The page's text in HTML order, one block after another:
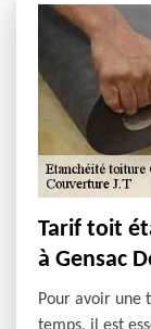
Tarif toit
à Gensac
Pour avoir une
temps, il est